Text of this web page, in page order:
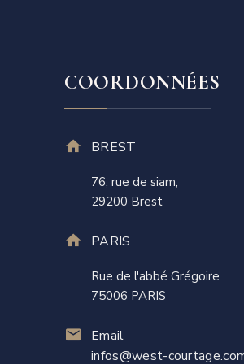
COORDONNÉES
BREST
76, rue de siam,
29200 Brest
PARIS
Rue de l'abbé Grégoire
75006 PARIS
Email
infos@west-